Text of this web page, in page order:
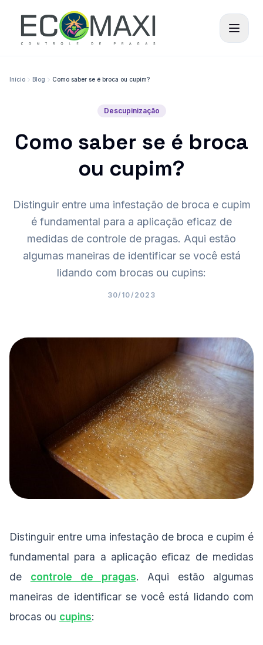
Início Blog Como saber se é broca ou cupim?
Descupinização
Como saber se é broca
ou cupim?
Distinguir entre uma infestação de broca e cupim
é fundamental para a aplicação eficaz de
medidas de controle de pragas. Aqui estão
algumas maneiras de identificar se você está
lidando com brocas ou cupins:
30/10/2023
Distinguir entre uma infestação de broca e cupim é
fundamental para a aplicação eficaz de medidas
de controle de pragas. Aqui estão algumas
maneiras de identificar se você está lidando com
brocas ou cupins: